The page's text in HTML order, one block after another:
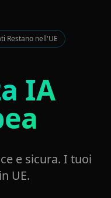
Restano nell'UE
IA
e sicura. I tuoi
UE.